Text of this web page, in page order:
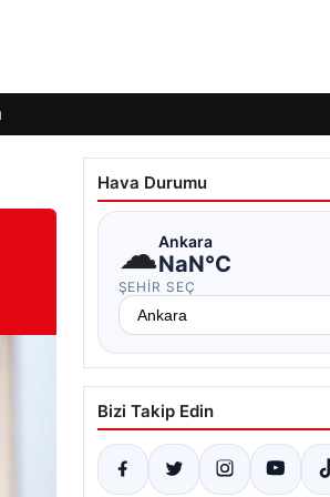
Hava Durumu
☁Ankara
NaN°C
ŞEHIR SEÇ
Bizi Takip Edin